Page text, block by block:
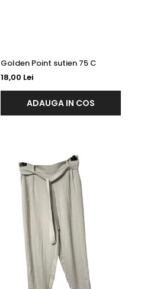
Golden Point sutien 75 C
18,00 Lei
ADAUGA IN COS